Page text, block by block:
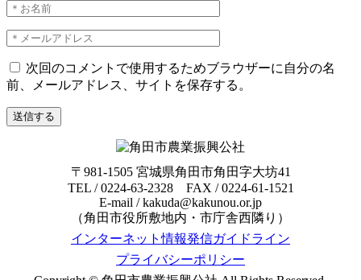
次回のコメントで使用するためブラウザーに自分の名
前、メールアドレス、サイトを保存する。
〒981-1505 宮城県角田市角田字大坊41
TEL / 0224-63-2328 FAX / 0224-61-1521
E-mail / kakuda@kakunou.or.jp
（角田市役所敷地内・市庁舎西隣り）
インターネット情報発信ガイドライン
プライバシーポリシー